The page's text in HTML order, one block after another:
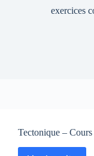
exercices
Tectonique –